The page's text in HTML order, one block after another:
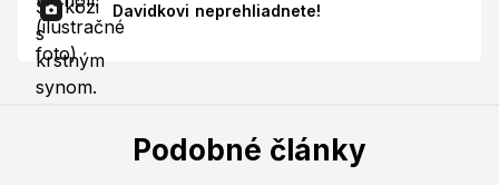
Davidkovi neprehliadnete!
Podobné články